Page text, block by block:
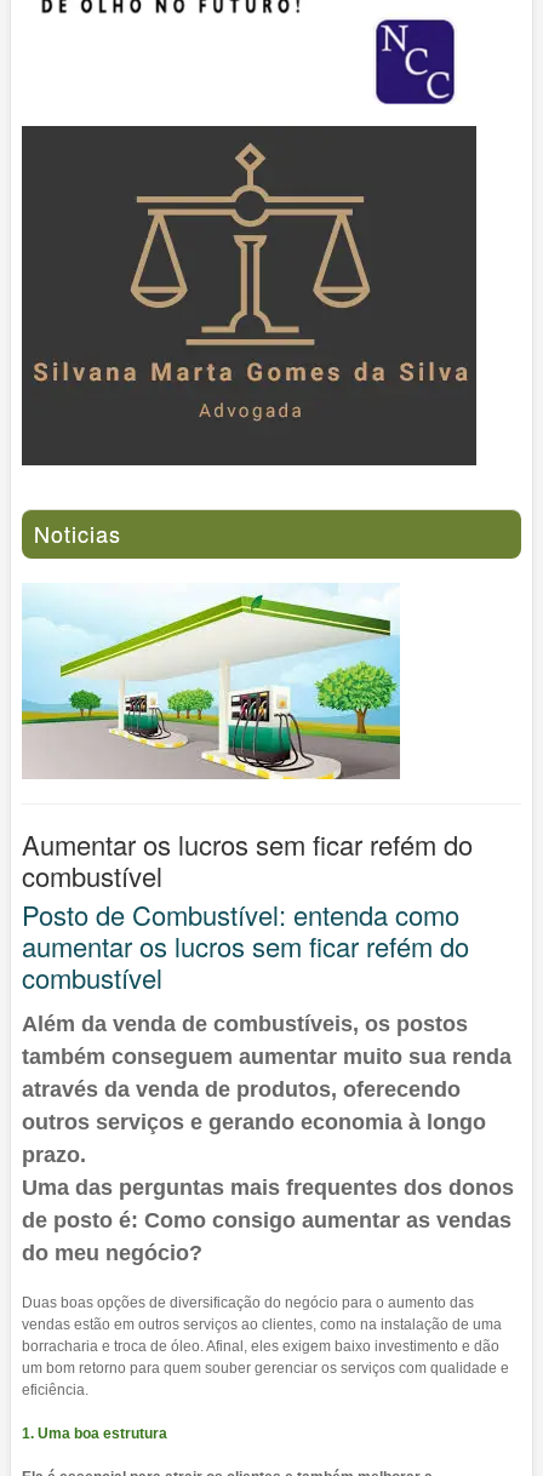
Noticias
Aumentar os lucros sem ficar refém do
combustível
Posto de Combustível: entenda como
aumentar os lucros sem ficar refém do
combustível
Além da venda de combustíveis, os postos
também conseguem aumentar muito sua renda
através da venda de produtos, oferecendo
outros serviços e gerando economia à longo
prazo.
Uma das perguntas mais frequentes dos donos
de posto é: Como consigo aumentar as vendas
do meu negócio?
Duas boas opções de diversificação do negócio para o aumento das
vendas estão em outros serviços ao clientes, como na instalação de uma
borracharia e troca de óleo. Afinal, eles exigem baixo investimento e dão
um bom retorno para quem souber gerenciar os serviços com qualidade e
eficiência.
1. Uma boa estrutura